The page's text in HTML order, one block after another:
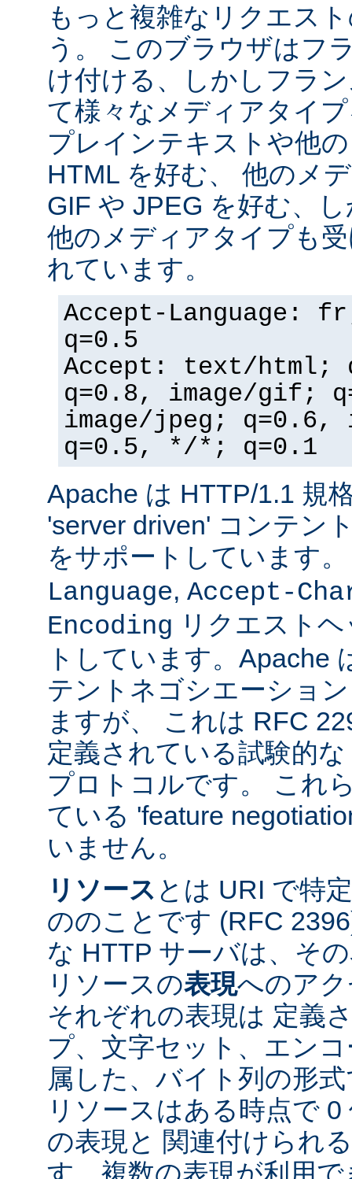
もっと複雑なリクエス
う。 このブラウザはフ
け付ける、しかしフラ
て様々なメディアタイ
プレインテキストや他
HTML を好む、 他のメ
GIF や JPEG を好む、
他のメディアタイプも
れています。
Accept-Language:
q=0.5
Accept: text/html;
q=0.8, image/gif;
image/jpeg; q=0.6,
q=0.5, */*; q=0.1
Apache は HTTP/1.1 規
'server driven' コンテン
をサポートしています
Language, Accept-
Encoding リクエスト
トしています。Apache
テントネゴシエーショ
ますが、 これは RFC
定義されている試験的
プロトコルです。 これ
ている 'feature
いません。
リソース とは URI で特
ののことです (RFC
な HTTP サーバは、そ
リソースの表現へのア
それぞれの表現は 定義
プ、文字セット、エン
属した、バイト列の形
リソースはある時点で
の表現と 関連付けられ
す。複数の表現が利用